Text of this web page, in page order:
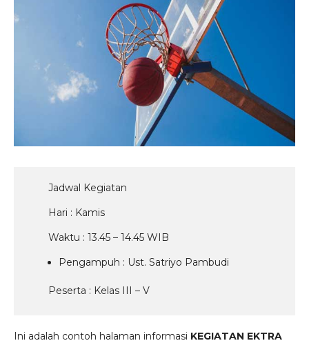
Pengumuman
Download
Video
Jadwal Kegiatan
Hari : Kamis
Waktu : 13.45 – 14.45 WIB
Pengampuh : Ust. Satriyo Pambudi
Peserta : Kelas III – V
Ini adalah contoh halaman informasi KEGIATAN EKTRA